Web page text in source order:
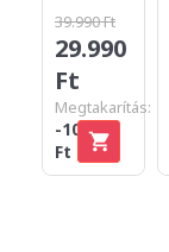
39.990 Ft
29.990
Ft
Megtakarítás:
-10.000
Ft